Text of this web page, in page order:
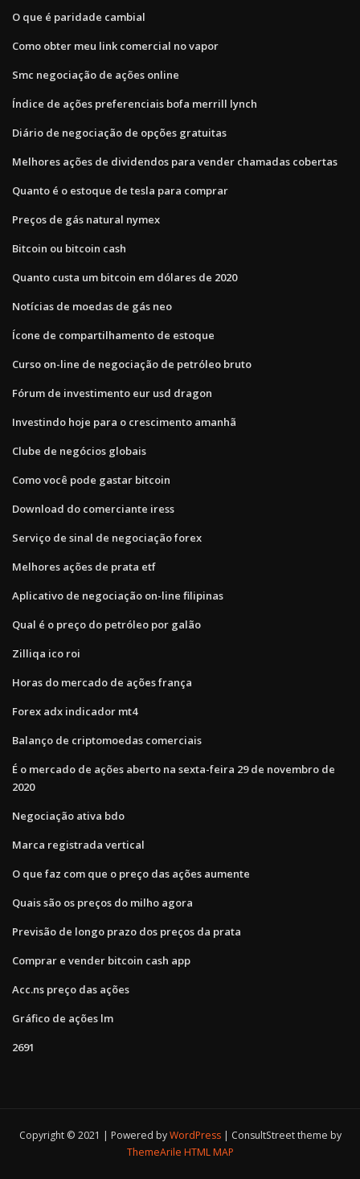
O que é paridade cambial
Como obter meu link comercial no vapor
Smc negociação de ações online
Índice de ações preferenciais bofa merrill lynch
Diário de negociação de opções gratuitas
Melhores ações de dividendos para vender chamadas cobertas
Quanto é o estoque de tesla para comprar
Preços de gás natural nymex
Bitcoin ou bitcoin cash
Quanto custa um bitcoin em dólares de 2020
Notícias de moedas de gás neo
Ícone de compartilhamento de estoque
Curso on-line de negociação de petróleo bruto
Fórum de investimento eur usd dragon
Investindo hoje para o crescimento amanhã
Clube de negócios globais
Como você pode gastar bitcoin
Download do comerciante iress
Serviço de sinal de negociação forex
Melhores ações de prata etf
Aplicativo de negociação on-line filipinas
Qual é o preço do petróleo por galão
Zilliqa ico roi
Horas do mercado de ações frança
Forex adx indicador mt4
Balanço de criptomoedas comerciais
É o mercado de ações aberto na sexta-feira 29 de novembro de
2020
Negociação ativa bdo
Marca registrada vertical
O que faz com que o preço das ações aumente
Quais são os preços do milho agora
Previsão de longo prazo dos preços da prata
Comprar e vender bitcoin cash app
Acc.ns preço das ações
Gráfico de ações lm
2691
Copyright © 2021 | Powered byWordPress
ConsultStreet theme by
ThemeArile HTML MAP